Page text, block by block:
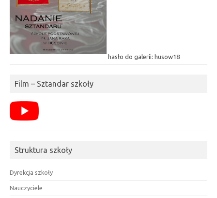
hasło do galerii: husow18
Film – Sztandar szkoły
Struktura szkoły
Dyrekcja szkoły
Nauczyciele